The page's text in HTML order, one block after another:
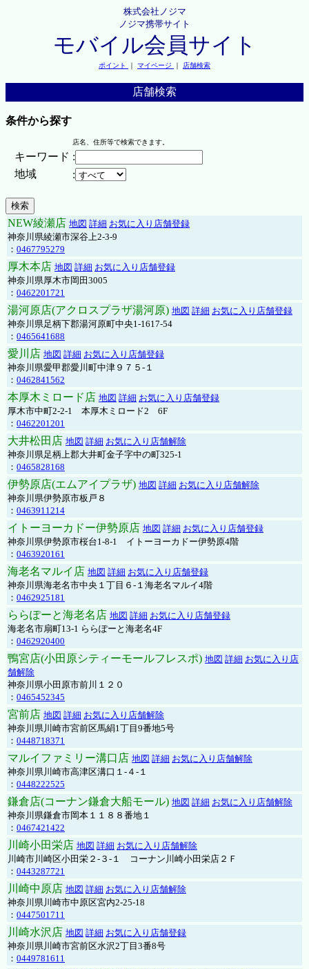
株式会社ノジマ
ノジマ携帯サイト
モバイル会員サイト
ポイント ｜ マイページ ｜ 店舗検索
店舗検索
条件から探す
店名、住所等で検索できます。
キーワード :
地域
:
NEW綾瀬店 地図 詳細 お気に入り店舗登録
神奈川県綾瀬市深谷上2-3-9
： 0467795279
厚木本店 地図 詳細 お気に入り店舗登録
神奈川県厚木市岡田3005
： 0462201721
湯河原店(アクロスプラザ湯河原) 地図 詳細 お気に入り店舗登録
神奈川県足柄下郡湯河原町中央1-1617-54
： 0465641688
愛川店 地図 詳細 お気に入り店舗登録
神奈川県愛甲郡愛川町中津９７５-１
： 0462841562
本厚木ミロード店 地図 詳細 お気に入り店舗登録
厚木市中町2-2-1 本厚木ミロード2 6F
： 0462201201
大井松田店 地図 詳細 お気に入り店舗解除
神奈川県足柄上郡大井町金子字中の町325-1
： 0465828168
伊勢原店(エムアイプラザ) 地図 詳細 お気に入り店舗解除
神奈川県伊勢原市板戸８
： 0463911214
イトーヨーカドー伊勢原店 地図 詳細 お気に入り店舗登録
神奈川県伊勢原市桜台1-8-1 イトーヨーカドー伊勢原4階
： 0463920161
海老名マルイ店 地図 詳細 お気に入り店舗登録
神奈川県海老名市中央１丁目６-１海老名マルイ4階
： 0462925181
ららぽーと海老名店 地図 詳細 お気に入り店舗登録
海老名市扇町13-1 ららぽーと海老名4F
： 0462920400
鴨宮店(小田原シティーモールフレスポ) 地図 詳細 お気に入り店
舗解除
神奈川県小田原市前川１２０
： 0465452345
宮前店 地図 詳細 お気に入り店舗解除
神奈川県川崎市宮前区馬絹1丁目9番地5号
： 0448718371
マルイファミリー溝口店 地図 詳細 お気に入り店舗解除
神奈川県川崎市高津区溝口１-４-１
： 0448222525
鎌倉店(コーナン鎌倉大船モール) 地図 詳細 お気に入り店舗解除
神奈川県鎌倉市岡本１１８８番地１
： 0467421422
川崎小田栄店 地図 詳細 お気に入り店舗解除
川崎市川崎区小田栄２‐３‐１ コーナン川崎小田栄店２Ｆ
： 0443287721
川崎中原店 地図 詳細 お気に入り店舗解除
神奈川県川崎市中原区宮内2-25-18
： 0447501711
川崎水沢店 地図 詳細 お気に入り店舗登録
神奈川県川崎市宮前区水沢2丁目3番8号
： 0449781611